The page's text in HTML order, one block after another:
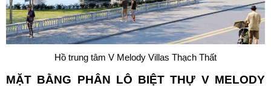
Hồ trung tâm V Melody Villas Thạch Thất
MẶT BẰNG PHÂN LÔ BIỆT THỰ V MELODY